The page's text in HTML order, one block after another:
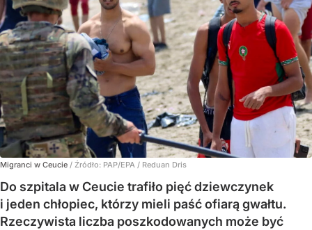
Migranci w Ceucie / Źródło: PAP/EPA / Reduan Dris
Do szpitala w Ceucie trafiło pięć dziewczynek
i jeden chłopiec, którzy mieli paść ofiarą gwałtu.
Rzeczywista liczba poszkodowanych może być